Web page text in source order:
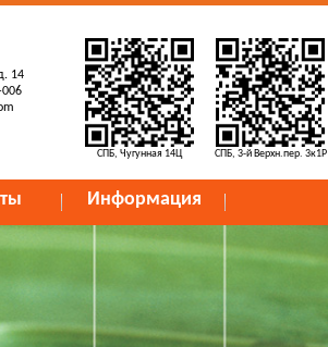
14
006
СПБ, Чугунная 14Ц СПБ, 3-й Верхн.пер. 3к1Р
Информация